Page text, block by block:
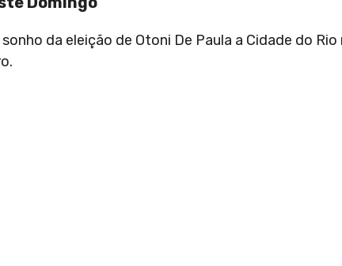
da eleição de Otoni De Paula a Cidade do Rio